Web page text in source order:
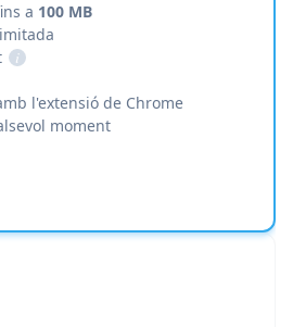
a 100 MB
i
l'extensió de Chrome
moment